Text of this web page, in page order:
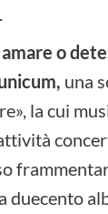
o
una
la cui
duecento